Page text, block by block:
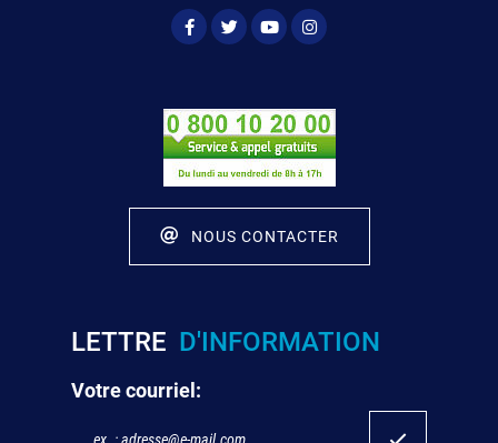
NOUS CONTACTER
LETTRE D'INFORMATION
Votre courriel: